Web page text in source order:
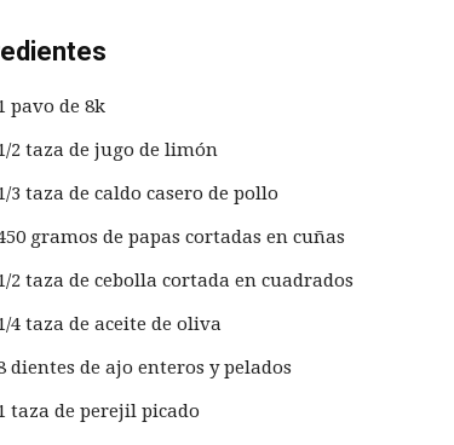
pavo de 8k
2 taza de jugo de limón
3 taza de caldo casero de pollo
gramos de papas cortadas en cuñas
2 taza de cebolla cortada en cuadrados
4 taza de aceite de oliva
dientes de ajo enteros y pelados
taza de perejil picado